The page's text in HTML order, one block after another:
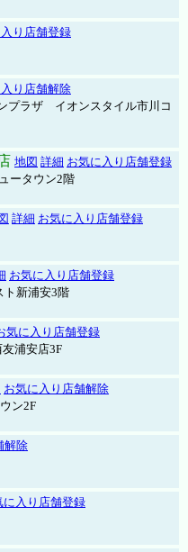
り店舗登録
り店舗解除
プラザ イオンスタイル市川コ
地図 詳細 お気に入り店舗登録
ータウン2階
詳細 お気に入り店舗登録
お気に入り店舗登録
ト新浦安3階
気に入り店舗登録
浦安店3F
お気に入り店舗解除
ン2F
解除
に入り店舗登録